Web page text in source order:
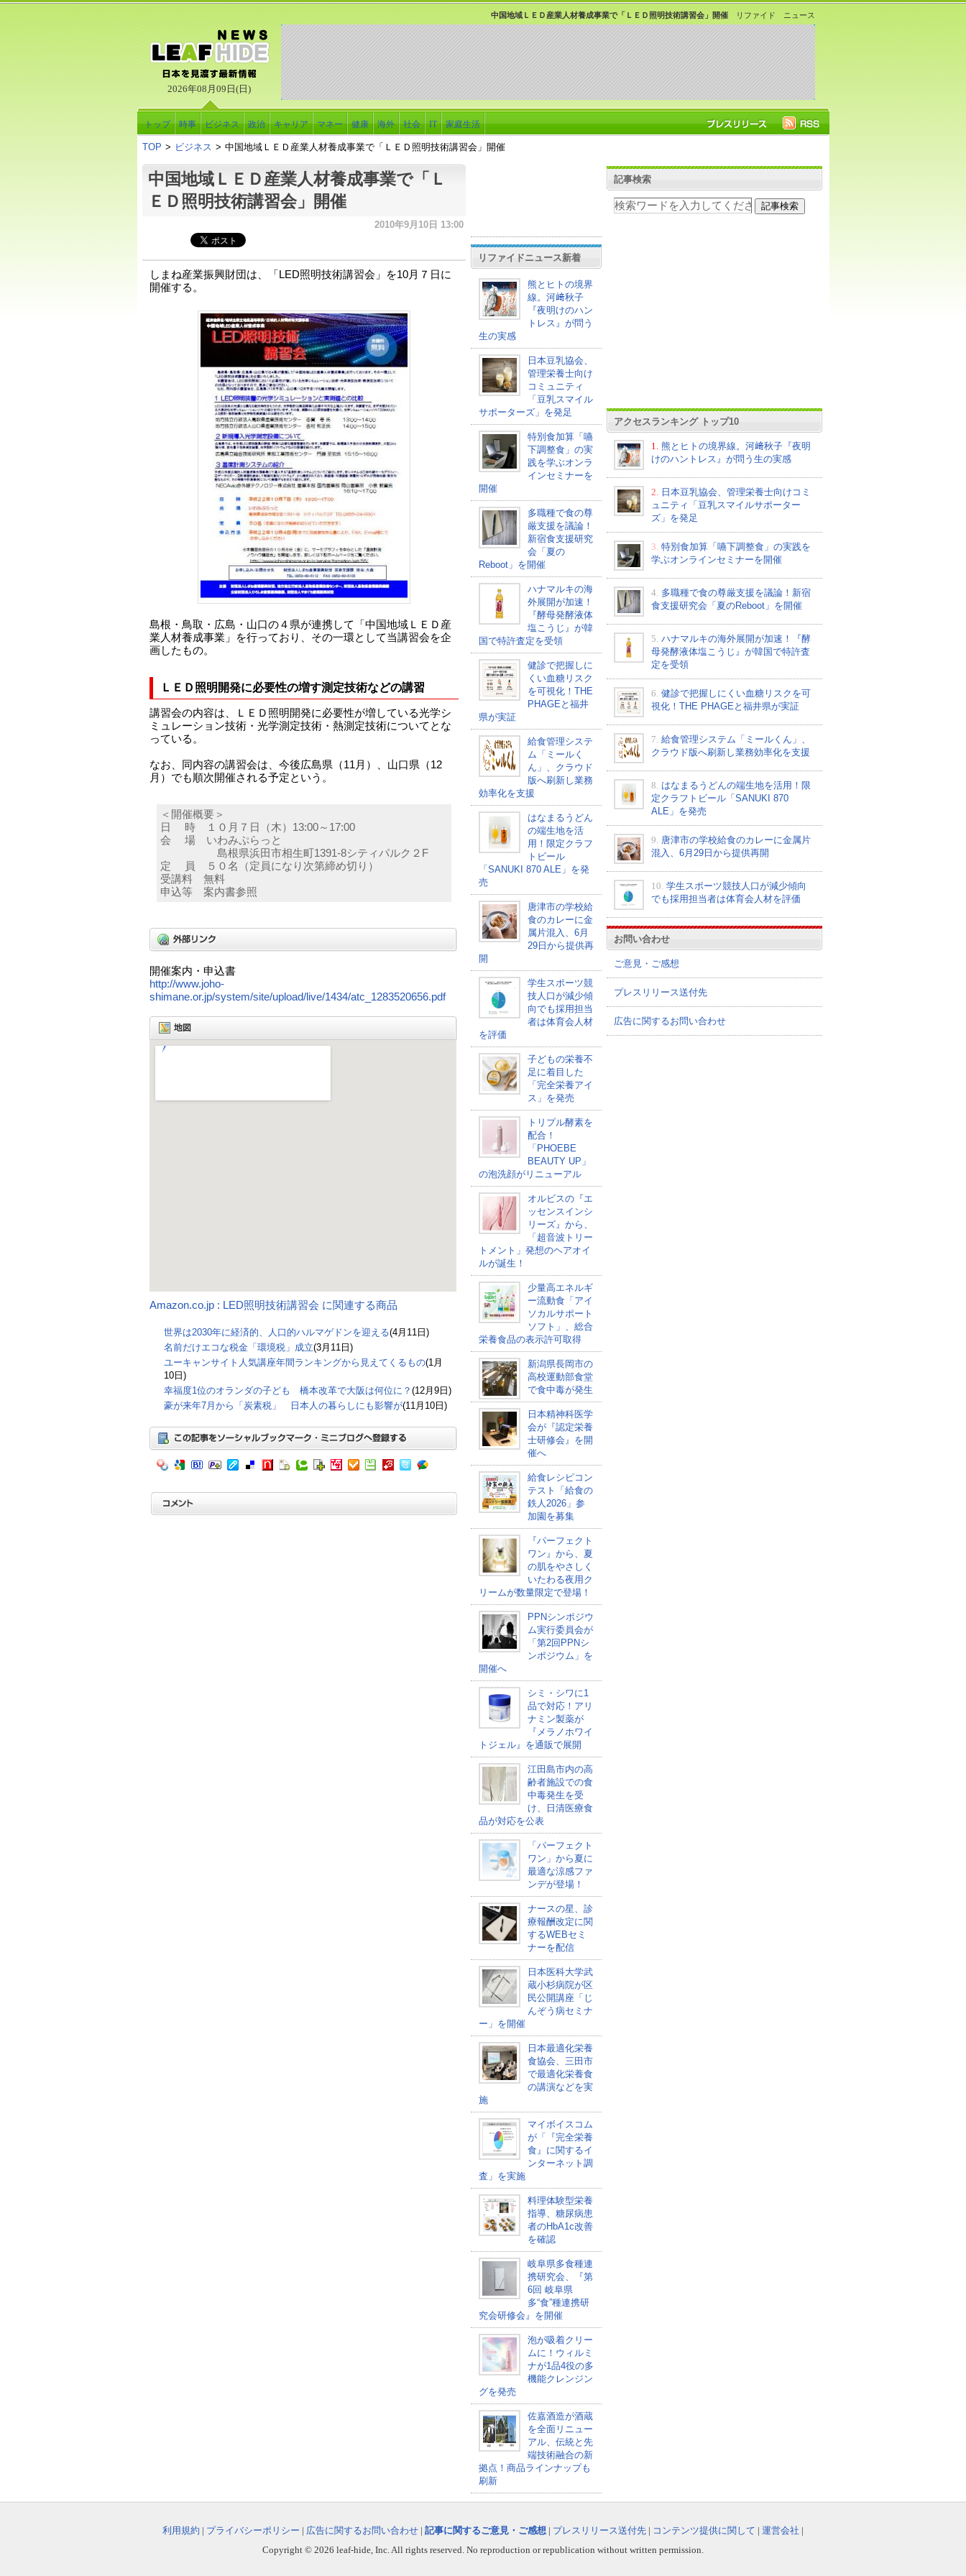
2026年08月09日(日)
リファイド ニュース
中国地域ＬＥＤ産業人材養成事業で「ＬＥＤ照明技術講習会」開催
トップ 時事 ビジネス 政治 キャリア マネー 健康 海外 社会 IT 家庭生活
TOP > ビジネス > 中国地域ＬＥＤ産業人材養成事業で「ＬＥＤ照明技術講習会」開催
中国地域ＬＥＤ産業人材養成事業で「Ｌ
ＥＤ照明技術講習会」開催
2010年9月10日 13:00
しまね産業振興財団は、「LED照明技術講習会」を10月７日に
開催する。
島根・鳥取・広島・山口の４県が連携して「中国地域ＬＥＤ産
業人材養成事業」を行っており、その一環として当講習会を企
画したもの。
ＬＥＤ照明開発に必要性の増す測定技術などの講習
講習会の内容は、ＬＥＤ照明開発に必要性が増している光学シ
ミュレーション技術・光学測定技術・熱測定技術についてとな
っている。
なお、同内容の講習会は、今後広島県（11月）、山口県（12
月）でも順次開催される予定という。
＜開催概要＞
日 時 １０月７日（木）13:00～17:00
会 場 いわみぷらっと
島根県浜田市相生町1391-8シティパルク２F
定 員 ５０名（定員になり次第締め切り）
受講料 無料
申込等 案内書参照
開催案内・申込書
http://www.joho-
shimane.or.jp/system/site/upload/live/1434/atc_1283520656.pdf
Amazon.co.jp : LED照明技術講習会 に関連する商品
世界は2030年に経済的、人口的ハルマゲドンを迎える(4月11日)
名前だけエコな税金「環境税」成立(3月11日)
ユーキャンサイト人気講座年間ランキングから見えてくるもの(1月
10日)
幸福度1位のオランダの子ども 橋本改革で大阪は何位に？ (12月9日)
豪が来年7月から「炭素税」 日本人の暮らしにも影響が(11月10日)
リファイドニュース新着
熊とヒトの境界
線。河﨑秋子
『夜明けのハン
トレス』が問う
生の実感
日本豆乳協会、
管理栄養士向け
コミュニティ
「豆乳スマイル
サポーターズ」を発足
特別食加算「嚥
下調整食」の実
践を学ぶオンラ
インセミナーを
開催
多職種で食の尊
厳支援を議論！
新宿食支援研究
会「夏の
Reboot」を開催
ハナマルキの海
外展開が加速！
『酵母発酵液体
塩こうじ』が韓
国で特許査定を受領
健診で把握しに
くい血糖リスク
を可視化！THE
PHAGEと福井
県が実証
給食管理システ
ム「ミールく
ん」、クラウド
版へ刷新し業務
効率化を支援
はなまるうどん
の端生地を活
用！限定クラフ
トビール
「SANUKI 870 ALE」を発
売
唐津市の学校給
食のカレーに金
属片混入、6月
29日から提供再
開
学生スポーツ競
技人口が減少傾
向でも採用担当
者は体育会人材
を評価
子どもの栄養不
足に着目した
「完全栄養アイ
ス」を発売
トリプル酵素を
配合！
「PHOEBE
BEAUTY UP」
の泡洗顔がリニューアル
オルビスの『エ
ッセンスインシ
リーズ』から、
「超音波トリー
トメント」発想のヘアオイ
ルが誕生！
少量高エネルギ
ー流動食「アイ
ソカルサポート
ソフト」、総合
栄養食品の表示許可取得
新潟県長岡市の
高校運動部食堂
で食中毒が発生
日本精神科医学
会が『認定栄養
士研修会』を開
催へ
給食レシピコン
テスト「給食の
鉄人2026」参
加園を募集
『パーフェクト
ワン』から、夏
の肌をやさしく
いたわる夜用ク
リームが数量限定で登場！
PPNシンポジウ
ム実行委員会が
「第2回PPNシ
ンポジウム」を
開催へ
シミ・シワに1
品で対応！アリ
ナミン製薬が
『メラノホワイ
トジェル』を通販で展開
江田島市内の高
齢者施設での食
中毒発生を受
け、日清医療食
品が対応を公表
「パーフェクト
ワン」から夏に
最適な涼感ファ
ンデが登場！
ナースの星、診
療報酬改定に関
するWEBセミ
ナーを配信
日本医科大学武
蔵小杉病院が区
民公開講座「じ
んぞう病セミナ
ー」を開催
日本最適化栄養
食協会、三田市
で最適化栄養食
の講演などを実
施
マイボイスコム
が「『完全栄養
食』に関するイ
ンターネット調
査」を実施
料理体験型栄養
指導、糖尿病患
者のHbA1c改善
を確認
岐阜県多食種連
携研究会、『第
6回 岐阜県
多“食”種連携研
究会研修会』を開催
泡が吸着クリー
ムに！ウィルミ
ナが1品4役の多
機能クレンジン
グを発売
佐嘉酒造が酒蔵
を全面リニュー
アル、伝統と先
端技術融合の新
拠点！商品ラインナップも
刷新
記事検索
アクセスランキング トップ10
1.
熊とヒトの境界線。河﨑秋子『夜明
けのハントレス』が問う生の実感
2.
日本豆乳協会、管理栄養士向けコミ
ュニティ「豆乳スマイルサポーター
ズ」を発足
3. 特別食加算「嚥下調整食」の実践を
学ぶオンラインセミナーを開催
4. 多職種で食の尊厳支援を議論！新宿
食支援研究会「夏のReboot」を開催
5. ハナマルキの海外展開が加速！『酵
母発酵液体塩こうじ』が韓国で特許査
定を受領
6. 健診で把握しにくい血糖リスクを可
視化！THE PHAGEと福井県が実証
7. 給食管理システム「ミールくん」、
クラウド版へ刷新し業務効率化を支援
8. はなまるうどんの端生地を活用！限
定クラフトビール「SANUKI 870
ALE」を発売
9. 唐津市の学校給食のカレーに金属片
混入、6月29日から提供再開
10. 学生スポーツ競技人口が減少傾向
でも採用担当者は体育会人材を評価
お問い合わせ
ご意見・ご感想
プレスリリース送付先
広告に関するお問い合わせ
利用規約 | プライバシーポリシー | 広告に関するお問い合わせ | 記事に関するご意見・ご感想 | プレスリリース送付先 | コンテンツ提供に関して | 運営会社 |
Copyright © 2026 leaf-hide, Inc. All rights reserved. No reproduction or republication without written permission.